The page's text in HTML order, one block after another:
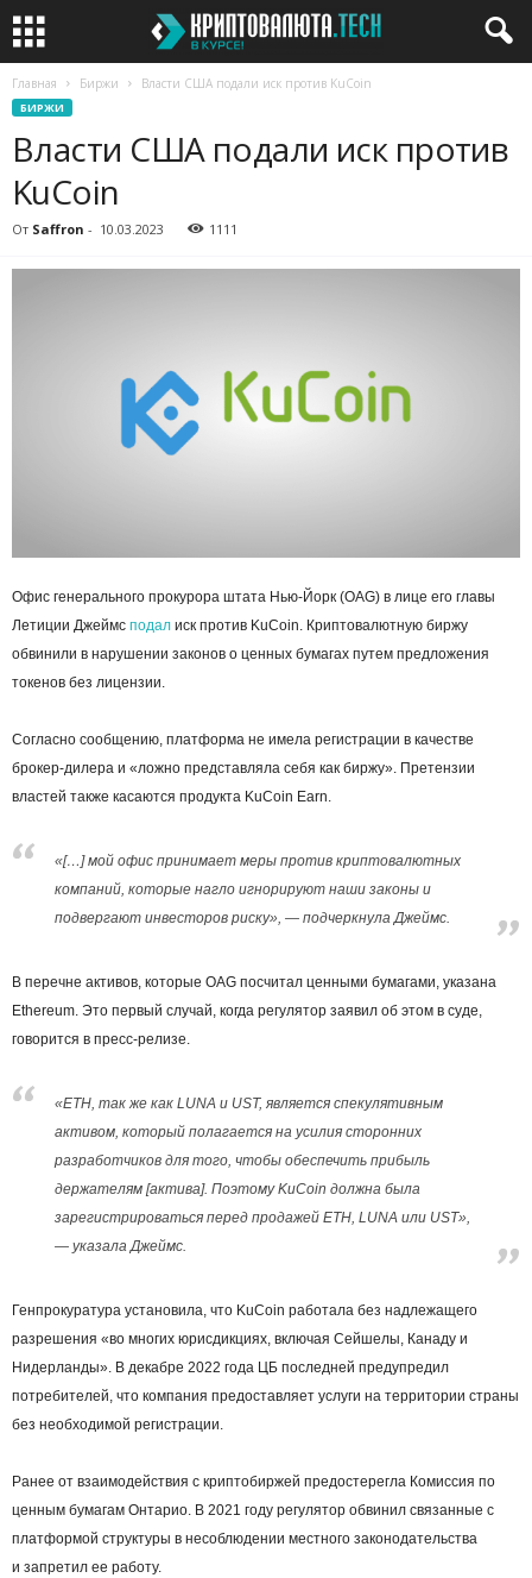
Главная Биржи Власти США подали иск против KuCoin
БИРЖИ
Власти США подали иск против
KuCoin
От Saffron - 10.03.2023 1111
Офис генерального прокурора штата Нью-Йорк (OAG) в лице его главы
Летиции Джеймс подал иск против KuCoin. Криптовалютную биржу
обвинили в нарушении законов о ценных бумагах путем предложения
токенов без лицензии.
Согласно сообщению, платформа не имела регистрации в качестве
брокер-дилера и «ложно представляла себя как биржу». Претензии
властей также касаются продукта KuCoin Earn.
«[…] мой офис принимает меры против криптовалютных
компаний, которые нагло игнорируют наши законы и
подвергают инвесторов риску», — подчеркнула Джеймс.
В перечне активов, которые OAG посчитал ценными бумагами, указана
Ethereum. Это первый случай, когда регулятор заявил об этом в суде,
говорится в пресс-релизе.
«ETH, так же как LUNA и UST, является спекулятивным
активом, который полагается на усилия сторонних
разработчиков для того, чтобы обеспечить прибыль
держателям [актива]. Поэтому KuCoin должна была
зарегистрироваться перед продажей ETH, LUNA или UST»,
— указала Джеймс.
Генпрокуратура установила, что KuCoin работала без надлежащего
разрешения «во многих юрисдикциях, включая Сейшелы, Канаду и
Нидерланды». В декабре 2022 года ЦБ последней предупредил
потребителей, что компания предоставляет услуги на территории страны
без необходимой регистрации.
Ранее от взаимодействия с криптобиржей предостерегла Комиссия по
ценным бумагам Онтарио. В 2021 году регулятор обвинил связанные с
платформой структуры в несоблюдении местного законодательства
и запретил ее работу.